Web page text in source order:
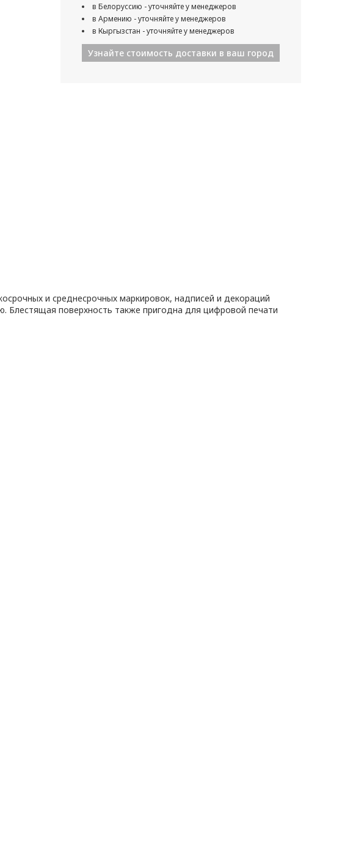
в Белоруссию - уточняйте у менеджеров
в Армению - уточняйте у менеджеров
в Кыргызстан - уточняйте у менеджеров
Узнайте стоимость доставки в ваш город
и среднесрочных маркировок, надписей и декораций
Блестящая поверхность также пригодна для цифровой печати